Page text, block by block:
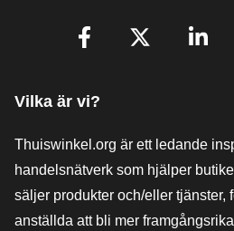
[_General:SocialMediaTitle]
Vilka är vi?
Thuiswinkel.org är ett ledande
handelsnätverk som hjälper
säljer produkter och/eller tjänster,
anställda att bli mer